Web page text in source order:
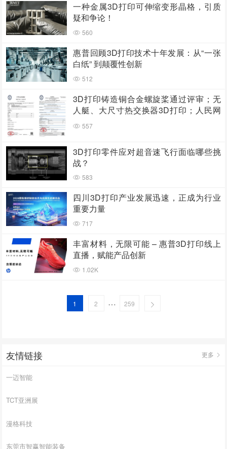
一种金属3D打印可伸缩变形晶格，引质
疑和争论！
560
惠普回顾3D打印技术十年发展：从“一张
白纸” 到颠覆性创新
512
3D打印铸造铜合金螺旋桨通过评审；无
人艇、大尺寸热交换器3D打印；人民网
报道两家3D打印企业
557
3D打印零件应对超音速飞行面临哪些挑
战？
583
四川3D打印产业发展迅速，正成为行业
重要力量
717
丰富材料，无限可能 – 惠普3D打印线上
直播，赋能产品创新
1.02K
1 2 … 259
友情链接 更多
一迈智能
TCT亚洲展
漫格科技
东莞市智赢智能装备